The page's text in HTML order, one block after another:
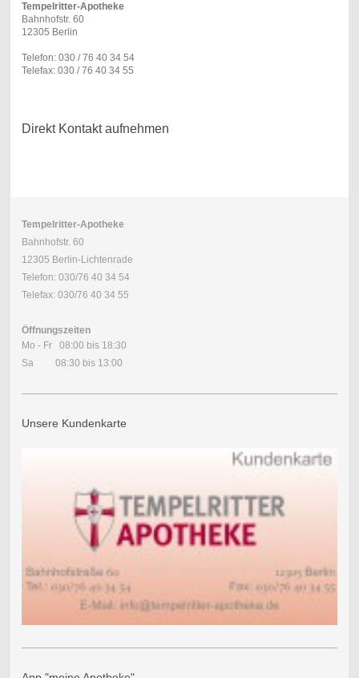
Tempelritter-Apotheke
Bahnhofstr. 60
12305 Berlin
Telefon: 030 / 76 40 34 54
Telefax: 030 / 76 40 34 55
Direkt Kontakt aufnehmen
Tempelritter-Apotheke
Bahnhofstr. 60
12305 Berlin-Lichtenrade
Telefon: 030/76 40 34 54
Telefax: 030/76 40 34 55
Öffnungszeiten
Mo - Fr 08:00 bis 18:30
Sa 08:30 bis 13:00
Unsere Kundenkarte